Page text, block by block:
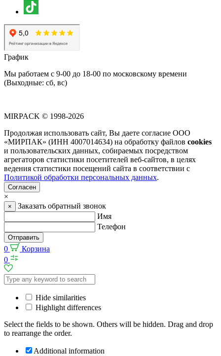
График
Мы работаем с 9-00 до 18-00 по московскому времени
(Выходные: сб, вс)
MIRPACK © 1998-2026
Продолжая использовать сайт, Вы даете согласие ООО
«МИРПАК» (ИНН 4007014634) на обработку файлов cookies
и пользовательских данных, собираемых посредством
агрегаторов статистики посетителей веб-сайтов, в целях
ведения статистики посещений сайта в соответствии с
Политикой обработки персональных данных.
Согласен
×
×
Заказать обратный звонок
Имя
Телефон
Отправить
0
Корзина
0
Hide similarities
Highlight differences
Select the fields to be shown. Others will be hidden. Drag and drop
to rearrange the order.
Additional information